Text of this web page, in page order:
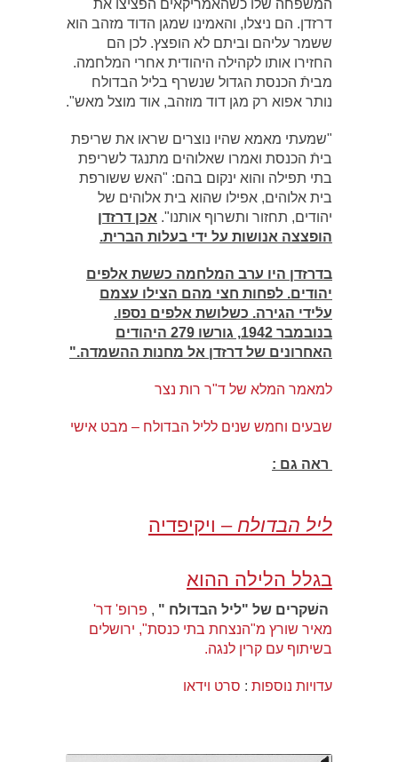
המשפחה שלו כשהאמריקאים הפציצו את
דרזדן. הם ניצלו, והאמינו שמגן הדוד מזהב הוא
ששמר עליהם וביתם לא הופצץ. לכן הם
החזירו אותו לקהילה היהודית אחרי המלחמה.
מביתֿ הכנסת הגדול שנשרף בליל הבדולח
נותר אפוא רק מגן דוד מוזהב, אוד מוצל מאש".
"שמעתי מאמא שהיו נוצרים שראו את שריפת
ביתֿ הכנסת ואמרו שאלוהים מתנגד לשריפת
בתי תפילה והוא ינקום בהם: "האש ששורפת
בית אלוהים, אפילו שהוא בית אלוהים של
יהודים, תחזור ותשרוף אותנו". אכן דרזדן
הופצצה אנושות על ידי בעלות הברית.
בדרזדן היו ערב המלחמה כששת אלפים
יהודים. לפחות חצי מהם הצילו עצמם
עלֿידי הגירה. כשלושת אלפים נספו.
בנובמבר 1942, גורשו 279 היהודים
האחרונים של דרזדן אל מחנות ההשמדה."
למאמר המלא של ד"ר רות נצר
שבעים וחמש שנים לליל הבדולח – מבט אישי
ראה גם :
ליל הבדולח – ויקיפדיה
בגלל הלילה ההוא
השׁקרים של "ליל הבדולח "
, פרופ' דר'
מאיר שורץ מ"הנצחת בתי כנסת", ירושלים
בשיתוף עם קרין לנגה.
עדויות נוספות : סרט וידאו